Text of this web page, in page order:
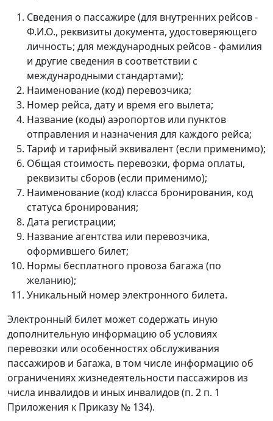
Сведения о пассажире (для внутренних рейсов -
Ф.И.О., реквизиты документа, удостоверяющего
личность; для международных рейсов - фамилия
и другие сведения в соответствии с
международными стандартами);
Наименование (код) перевозчика;
Номер рейса, дату и время его вылета;
Название (коды) аэропортов или пунктов
отправления и назначения для каждого рейса;
Тариф и тарифный эквивалент (если применимо);
Общая стоимость перевозки, форма оплаты,
реквизиты сборов (если применимо);
Наименование (код) класса бронирования, код
статуса бронирования;
Дата регистрации;
Название агентства или перевозчика,
оформившего билет;
Нормы бесплатного провоза багажа (по
желанию);
Уникальный номер электронного билета.
Электронный билет может содержать иную
дополнительную информацию об условиях
перевозки или особенностях обслуживания
пассажиров и багажа, в том числе информацию об
ограничениях жизнедеятельности пассажиров из
числа инвалидов и иных инвалидов (п. 2 п. 1
Приложения к Приказу № 134).